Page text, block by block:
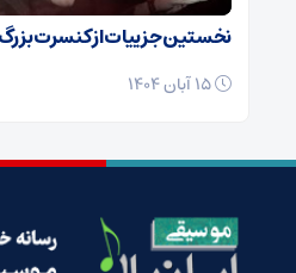
نخستین جزییات از کنسرت بزرگ